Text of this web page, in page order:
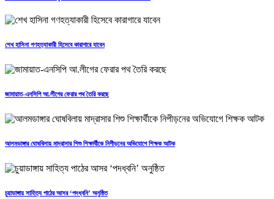
শেখ হাসিনা গণহত্যাকারী হিসেবে কারাগারে যাবেন
জামায়াত-এনসিপি আ.লীগের ফেরার পথ তৈরি করছে
আলমডাঙ্গার ঘোষবিলায় মাদ্রাসার শিশু শিক্ষার্থীকে নিপীড়নের অভিযোগে শিক্ষক আটক
চুয়াডাঙ্গায় সাহিত্য পাঠের আসর ‘পদধ্বনি’ অনুষ্ঠিত